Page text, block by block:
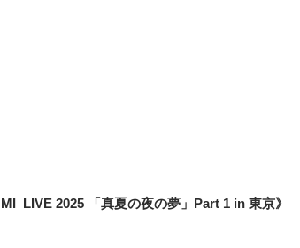
LIVE 2025 「真夏の夜の夢」Part 1 in 東京》